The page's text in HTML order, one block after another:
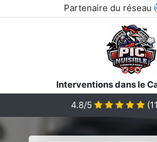
Partenaire du réseau
Interventions dans le
4.8/5
(